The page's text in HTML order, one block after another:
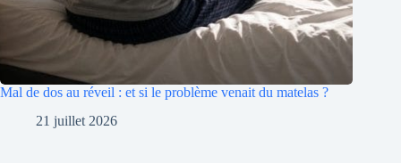
Mal de dos au réveil : et si le problème venait du matelas ?
21 juillet 2026